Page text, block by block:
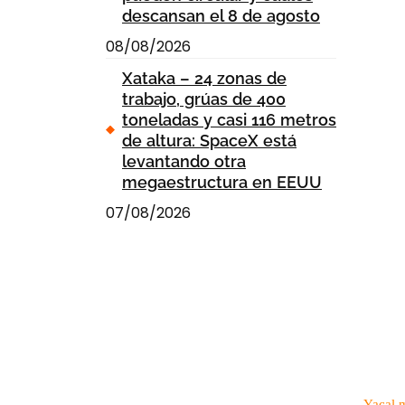
descansan el 8 de agosto
08/08/2026
Xataka – 24 zonas de
trabajo, grúas de 400
toneladas y casi 116 metros
de altura: SpaceX está
levantando otra
megaestructura en EEUU
07/08/2026